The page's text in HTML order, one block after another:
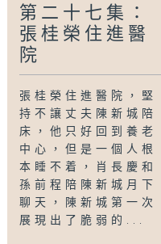
第二十七集：
張桂榮住進醫
院
張桂榮住進醫院，堅
持不讓丈夫陳新城陪
床，他只好回到養老
中心，但是一個人根
本睡不着，肖長慶和
孫前程陪陳新城月下
聊天，陳新城第一次
展現出了脆弱的...